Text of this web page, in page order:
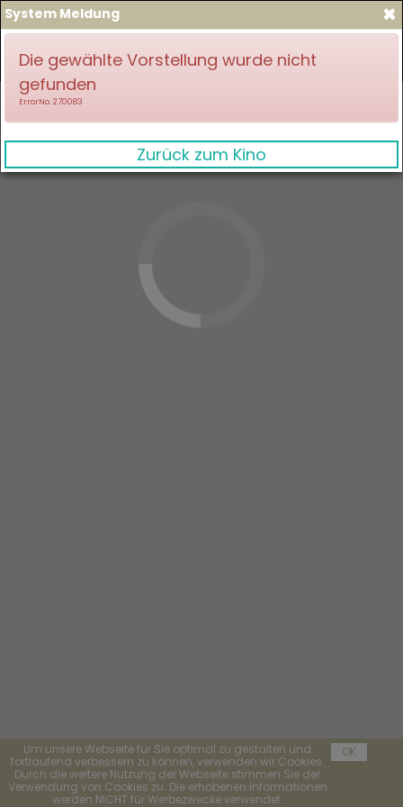
Um unsere Webseite für Sie optimal zu gestalten und
fortlaufend verbessern zu können, verwenden wir Cookies.
Durch die weitere Nutzung der Webseite stimmen Sie der
Verwendung von Cookies zu. Die erhobenen Informationen
werden NICHT für Werbezwecke verwendet.
OK
×
System Meldung
Die gewählte Vorstellung wurde nicht
gefunden
ErrorNo. 270083
Zurück zum Kino